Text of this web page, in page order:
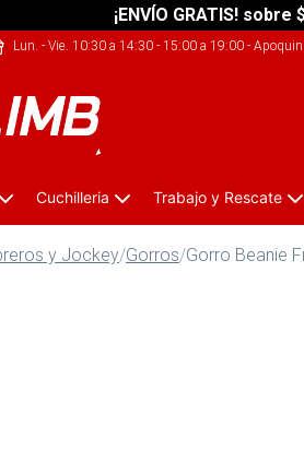
¡ENVÍO GRATIS!
Lun. - Vie. 10:30 a 14:30 - 15:00 a 19:00-
Cuchilleria Trabajo y Rescate
y Jockey/Gorros/Gorro Beanie